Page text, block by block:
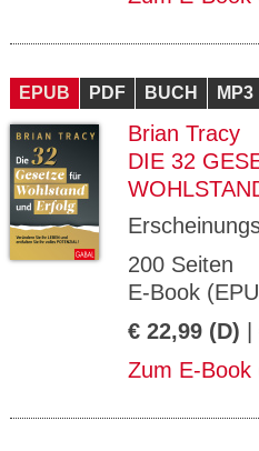
EPUB PDF BUCH MP3
Brian Tracy
DIE 32
200 Seiten
E-Book
€ 22,99 (D)
Zum E-Book